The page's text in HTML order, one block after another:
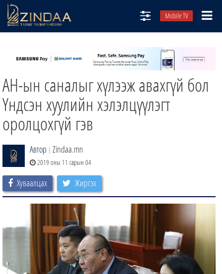
Mobile TV
ТВ8
ӨГЛӨӨНИЙ СОНИН
ЗИНДАА СЭТГҮҮЛ
АН-ын саналыг хүлээж авахгүй бол
Үндсэн хуулийн хэлэлцүүлэгт
оролцохгүй гэв
Автор | Zindaa.mn
2019 оны 11 сарын 04
Хуваалцах Жиргэх